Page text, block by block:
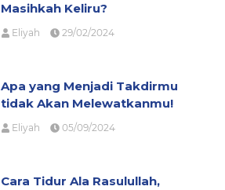
Masihkah Keliru?
Eliyah 29/02/2024
Apa yang Menjadi Takdirmu
tidak Akan Melewatkanmu!
Eliyah 05/09/2024
Cara Tidur Ala Rasulullah,